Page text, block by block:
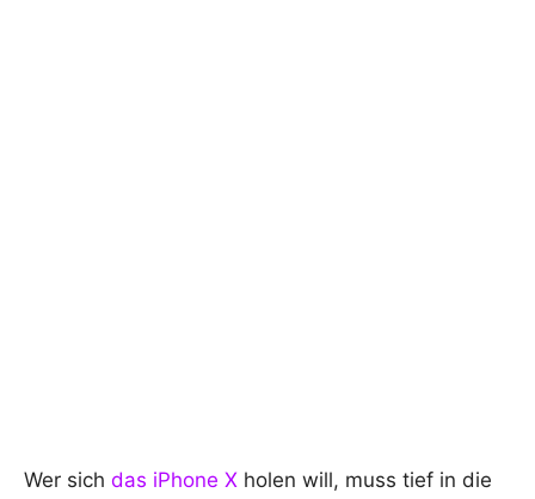
Wer sich das iPhone X holen will, muss tief in die